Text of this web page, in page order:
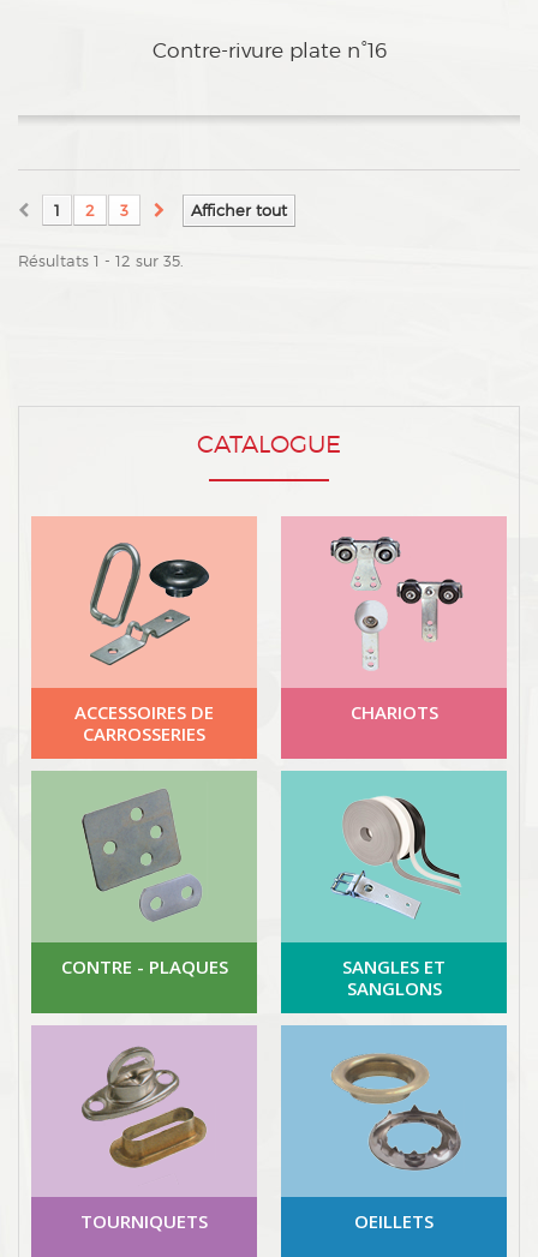
eContre-rivure plate n°16
Afficher tout
1 2 3
Résultats 1 - 12 sur 35.
CATALOGUE
ACCESSOIRES DE
CARROSSERIES
CHARIOTS
CONTRE - PLAQUES
SANGLES ET
SANGLONS
TOURNIQUETS OEILLETS